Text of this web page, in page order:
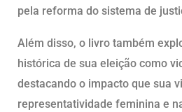
pela reforma do sistema de
Além disso, o livro também
histórica de sua eleição como
destacando o impacto que sua
representatividade feminina e